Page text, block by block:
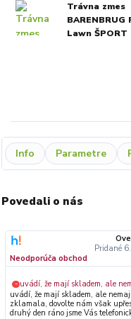
Trávna zmes
BARENBRUG
Lawn ŠPORT
Info Parametre
Povedali o nás
Pridané
Neodporúča obchod
− uvádí, že mají skladem, ale
uvádí, že mají skladem, ale nemají Dobrý den, mrzí nás, že Vás tato
zklamala, dovolte nám však
druhý den ráno jsme Vás